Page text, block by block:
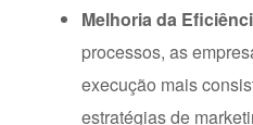
Melhoria da
processos, as
execução mais
estratégias de